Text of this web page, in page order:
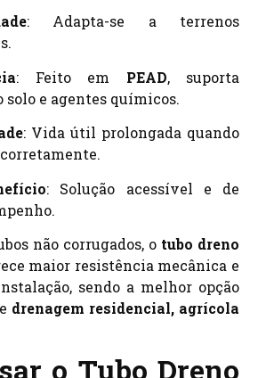
: Adapta-se a terrenos
: Feito em PEAD, suporta
solo e agentes químicos.
: Vida útil prolongada quando
: Solução acessível e de
não corrugados, o tubo dreno
maior resistência mecânica e
sendo a melhor opção
drenagem residencial, agrícola
o Tubo Dreno